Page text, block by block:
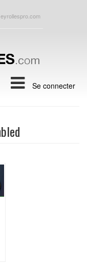
eyrollespro.com
Se connecter